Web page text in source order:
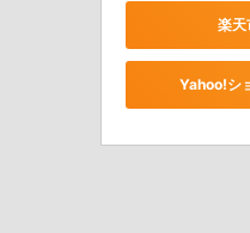
楽天
Yahoo!シ